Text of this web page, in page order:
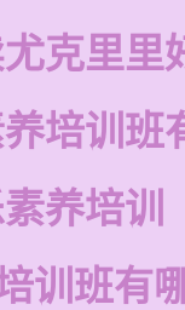
克里里
培训班
养培训
训班有